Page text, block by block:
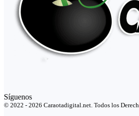
Síguenos
© 2022 - 2026 Caraotadigital.net. Todos los